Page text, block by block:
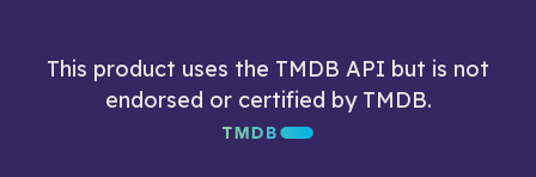
This product uses the TMDB API but is not
endorsed or certified by TMDB.